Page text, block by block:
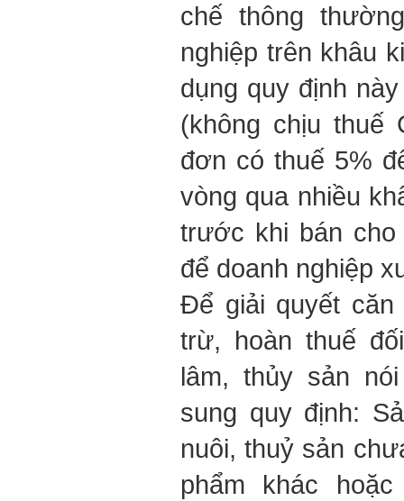
chế thông
nghiệp trên khâu
dụng quy định
(không chịu thuế
đơn có thuế 5%
vòng qua nhiều
trước khi bán cho
để doanh nghiệp
Để giải quyết căn
trừ, hoàn thuế
lâm, thủy sản
sung quy định:
nuôi, thuỷ sản
phẩm khác